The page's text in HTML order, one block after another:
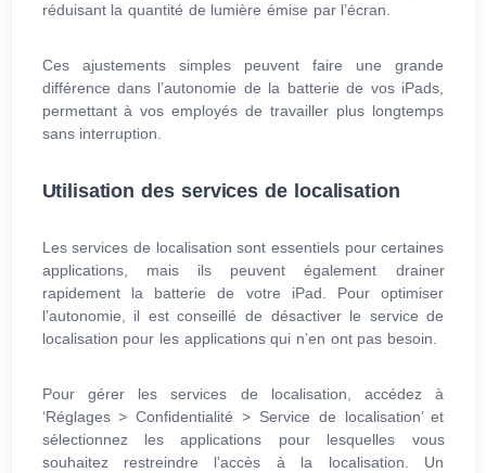
réduisant la quantité de lumière émise par l’écran.
Ces ajustements simples peuvent faire une grande
différence dans l’autonomie de la batterie de vos iPads,
permettant à vos employés de travailler plus longtemps
sans interruption.
Utilisation des services de localisation
Les services de localisation sont essentiels pour certaines
applications, mais ils peuvent également drainer
rapidement la batterie de votre iPad. Pour optimiser
l’autonomie, il est conseillé de désactiver le service de
localisation pour les applications qui n’en ont pas besoin.
Pour gérer les services de localisation, accédez à
‘Réglages > Confidentialité > Service de localisation’ et
sélectionnez les applications pour lesquelles vous
souhaitez restreindre l’accès à la localisation. Un